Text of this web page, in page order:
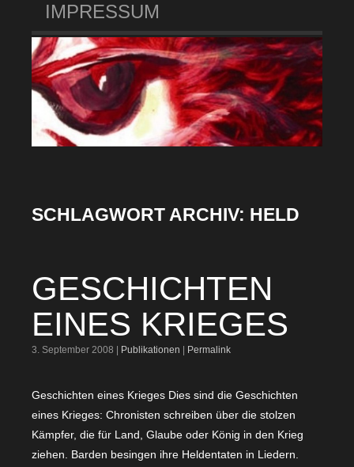
IMPRESSUM
SCHLAGWORT ARCHIV: HELD
GESCHICHTEN
EINES KRIEGES
3. September 2008 | Publikationen Permalink
Geschichten eines Krieges Dies sind die Geschichten
eines Krieges: Chronisten schreiben über die stolzen
Kämpfer, die für Land, Glaube oder König in den Krieg
ziehen. Barden besingen ihre Heldentaten in Liedern.